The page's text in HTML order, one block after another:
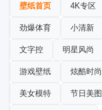
壁纸首页 4K专区
劲爆体育 小清新
文字控 明星风尚
游戏壁纸 炫酷时尚
美女模特 节日美图